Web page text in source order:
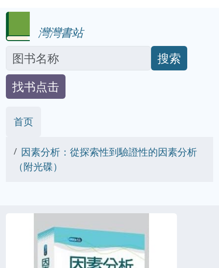
灣灣書站
搜索
找书点击
首页
因素分析：從探索性到驗證性的因素分析
（附光碟）